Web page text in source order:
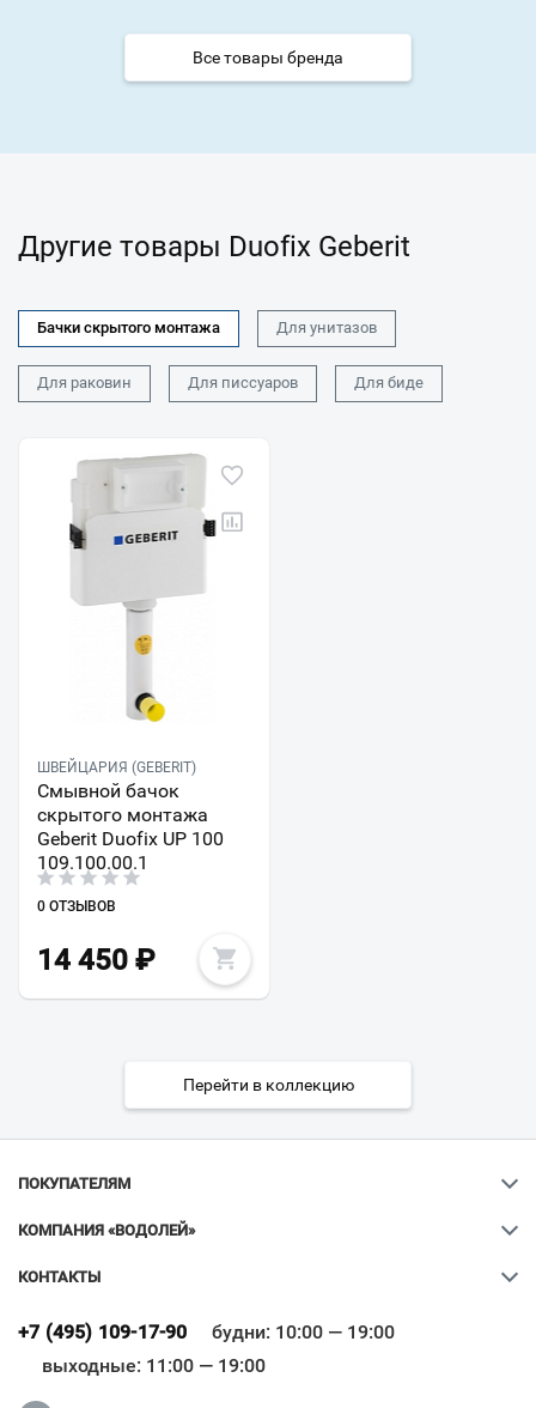
Все товары бренда
Другие товары Duofix Geberit
Бачки скрытого монтажа Для унитазов
Для раковин Для писсуаров Для биде
ШВЕЙЦАРИЯ (GEBERIT)
Смывной бачок
скрытого монтажа
Geberit Duofix UP 100
109.100.00.1
0 ОТЗЫВОВ
14 450 ₽
Перейти в коллекцию
ПОКУПАТЕЛЯМ
КОМПАНИЯ «ВОДОЛЕЙ»
КОНТАКТЫ
+7 (495) 109-17-90
будни: 10:00 — 19:00
выходные: 11:00 — 19:00
Всё верно